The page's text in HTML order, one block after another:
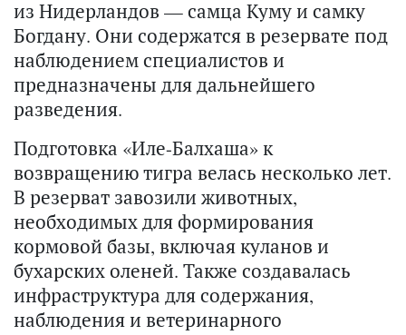
из Нидерландов — самца Куму и самку
Богдану. Они содержатся в резервате под
наблюдением специалистов и
предназначены для дальнейшего
разведения.
Подготовка «Иле-Балхаша» к
возвращению тигра велась несколько лет.
В резерват завозили животных,
необходимых для формирования
кормовой базы, включая куланов и
бухарских оленей. Также создавалась
инфраструктура для содержания,
наблюдения и ветеринарного